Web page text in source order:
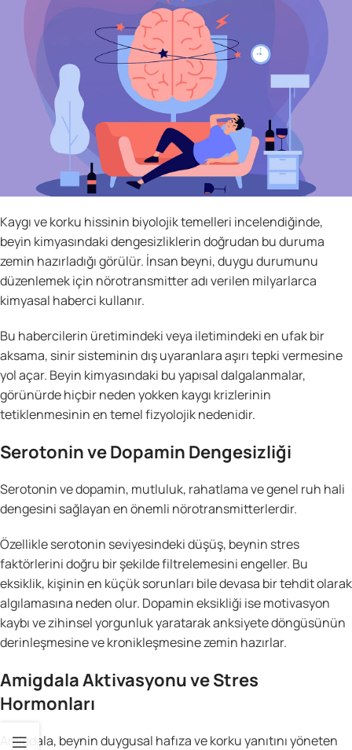
Kaygı ve korku hissinin biyolojik temelleri incelendiğinde,
beyin kimyasındaki dengesizliklerin doğrudan bu duruma
zemin hazırladığı görülür. İnsan beyni, duygu durumunu
düzenlemek için nörotransmitter adı verilen milyarlarca
kimyasal haberci kullanır.
Bu habercilerin üretimindeki veya iletimindeki en ufak bir
aksama, sinir sisteminin dış uyaranlara aşırı tepki vermesine
yol açar. Beyin kimyasındaki bu yapısal dalgalanmalar,
görünürde hiçbir neden yokken kaygı krizlerinin
tetiklenmesinin en temel fizyolojik nedenidir.
Serotonin ve Dopamin Dengesizliği
Serotonin ve dopamin, mutluluk, rahatlama ve genel ruh hali
dengesini sağlayan en önemli nörotransmitterlerdir.
Özellikle serotonin seviyesindeki düşüş, beynin stres
faktörlerini doğru bir şekilde filtrelemesini engeller. Bu
eksiklik, kişinin en küçük sorunları bile devasa bir tehdit olarak
algılamasına neden olur. Dopamin eksikliği ise motivasyon
kaybı ve zihinsel yorgunluk yaratarak anksiyete döngüsünün
derinleşmesine ve kronikleşmesine zemin hazırlar.
Amigdala Aktivasyonu ve Stres
Hormonları
Amigdala, beynin duygusal hafıza ve korku yanıtını yöneten